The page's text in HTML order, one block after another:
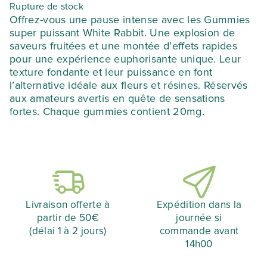
Rupture de stock
Offrez-vous une pause intense avec les Gummies
super puissant White Rabbit. Une explosion de
saveurs fruitées et une montée d’effets rapides
pour une expérience euphorisante unique. Leur
texture fondante et leur puissance en font
l’alternative idéale aux fleurs et résines. Réservés
aux amateurs avertis en quête de sensations
fortes. Chaque gummies contient 20mg.
Livraison offerte à
partir de 50€
(délai 1 à 2 jours)
Expédition dans la
journée si
commande avant
14h00